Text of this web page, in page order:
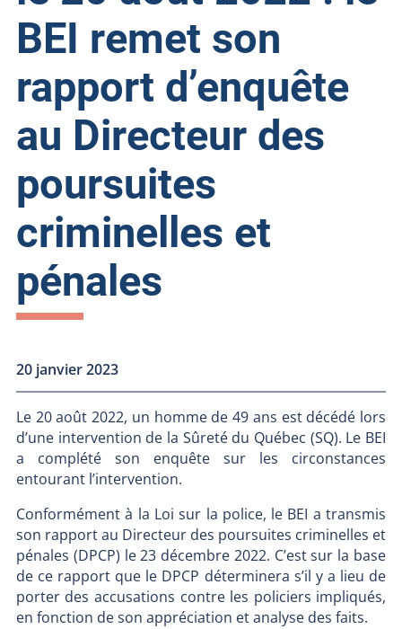
BEI remet son
rapport d’enquête
au Directeur des
poursuites
criminelles et
pénales
20 janvier 2023
Le 20 août 2022, un homme de 49 ans est décédé lors
d’une intervention de la Sûreté du Québec (SQ). Le BEI
a complété son enquête sur les circonstances
entourant l’intervention.
Conformément à la Loi sur la police, le BEI a transmis
son rapport au Directeur des poursuites criminelles et
pénales (DPCP) le 23 décembre 2022. C’est sur la base
de ce rapport que le DPCP déterminera s’il y a lieu de
porter des accusations contre les policiers impliqués,
en fonction de son appréciation et analyse des faits.